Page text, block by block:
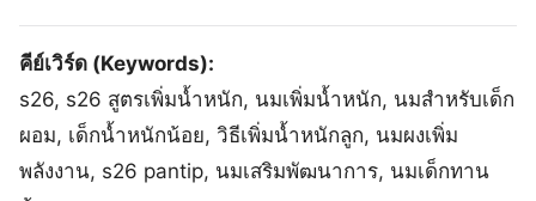
คีย์เวิร์ด (Keywords):
s26, s26 สูตรเพิ่มน้ำหนัก, นมเพิ่มน้ำหนัก, นมสำหรับเด็ก
ผอม, เด็กน้ำหนักน้อย, วิธีเพิ่มน้ำหนักลูก, นมผงเพิ่ม
พลังงาน, s26 pantip, นมเสริมพัฒนาการ, นมเด็กทาน